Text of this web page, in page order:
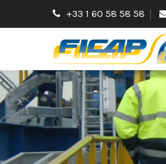
+33 1 60 58 58 58